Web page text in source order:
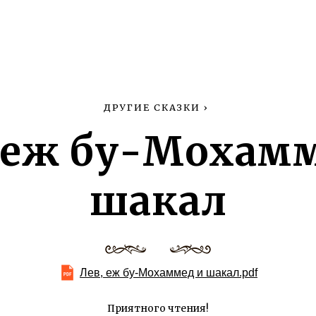
ДРУГИЕ СКАЗКИ ›
бу-
шакал
Лев, еж бу-Мохаммед и шакал.pdf
Приятного чтения!